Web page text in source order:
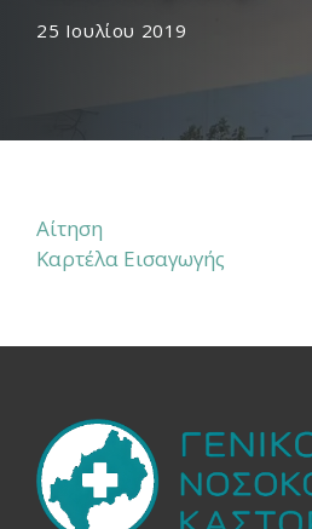
25 Ιουλίου 2019
Αίτηση
Καρτέλα Εισαγωγής